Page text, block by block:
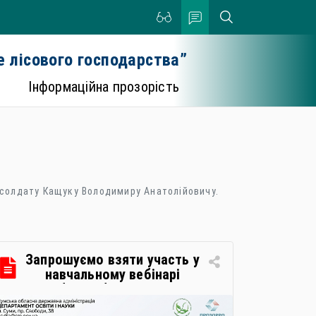
господарства”
Інформаційна прозорість
Кащуку Володимиру Анатолійовичу.
Запрошуємо взяти участь у
навчальному вебінарі
«Засоби особистої гігієни та
косметичні засоби у